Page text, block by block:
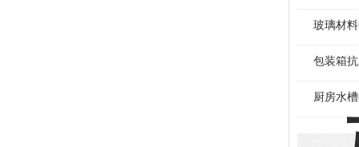
玻璃材
包装箱
厨房水